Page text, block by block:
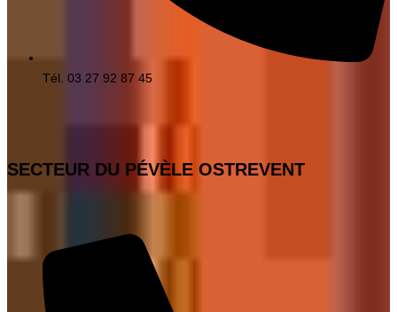
Tél. 03 27 92 87 45
SECTEUR DU PÉVÈLE OSTREVENT